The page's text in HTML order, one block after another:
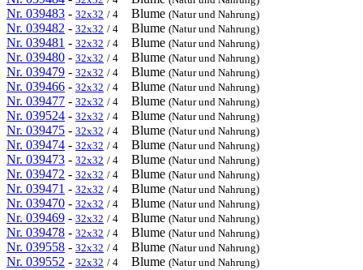
Nr. 039483 - 32x32 / 4 Blume (Natur und Nahrung)
Nr. 039482 - 32x32 / 4 Blume (Natur und Nahrung)
Nr. 039481 - 32x32 / 4 Blume (Natur und Nahrung)
Nr. 039480 - 32x32 / 4 Blume (Natur und Nahrung)
Nr. 039479 - 32x32 / 4 Blume (Natur und Nahrung)
Nr. 039466 - 32x32 / 4 Blume (Natur und Nahrung)
Nr. 039477 - 32x32 / 4 Blume (Natur und Nahrung)
Nr. 039524 - 32x32 / 4 Blume (Natur und Nahrung)
Nr. 039475 - 32x32 / 4 Blume (Natur und Nahrung)
Nr. 039474 - 32x32 / 4 Blume (Natur und Nahrung)
Nr. 039473 - 32x32 / 4 Blume (Natur und Nahrung)
Nr. 039472 - 32x32 / 4 Blume (Natur und Nahrung)
Nr. 039471 - 32x32 / 4 Blume (Natur und Nahrung)
Nr. 039470 - 32x32 / 4 Blume (Natur und Nahrung)
Nr. 039469 - 32x32 / 4 Blume (Natur und Nahrung)
Nr. 039478 - 32x32 / 4 Blume (Natur und Nahrung)
Nr. 039558 - 32x32 / 4 Blume (Natur und Nahrung)
Nr. 039552 - 32x32 / 4 Blume (Natur und Nahrung)